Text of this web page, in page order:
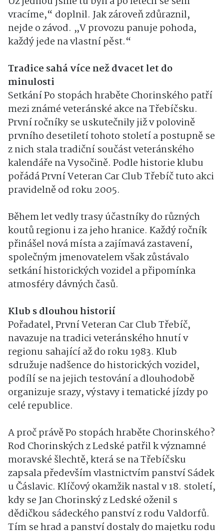
vracíme,“ doplnil. Jak zároveň zdůraznil,
nejde o závod. „V provozu panuje pohoda,
každý jede na vlastní pěst.“
Tradice sahá více než dvacet let do
minulosti
Setkání Po stopách hraběte Chorinského patří
mezi známé veteránské akce na Třebíčsku.
První ročníky se uskutečnily již v polovině
prvního desetiletí tohoto století a postupně se
z nich stala tradiční součást veteránského
kalendáře na Vysočině. Podle historie klubu
pořádá První Veteran Car Club Třebíč tuto akci
pravidelně od roku 2005.
Během let vedly trasy účastníky do různých
koutů regionu i za jeho hranice. Každý ročník
přinášel nová místa a zajímavá zastavení,
společným jmenovatelem však zůstávalo
setkání historických vozidel a připomínka
atmosféry dávných časů.
Klub s dlouhou historií
Pořadatel, První Veteran Car Club Třebíč,
navazuje na tradici veteránského hnutí v
regionu sahající až do roku 1983. Klub
sdružuje nadšence do historických vozidel,
podílí se na jejich testování a dlouhodobě
organizuje srazy, výstavy i tematické jízdy po
celé republice.
A proč právě Po stopách hraběte Chorinského?
Rod Chorinských z Ledské patřil k významné
moravské šlechtě, která se na Třebíčsku
zapsala především vlastnictvím panství Sádek
u Čáslavic. Klíčový okamžik nastal v 18. století,
kdy se Jan Chorinský z Ledské oženil s
dědičkou sádeckého panství z rodu Valdorfů.
Tím se hrad a panství dostaly do majetku rodu